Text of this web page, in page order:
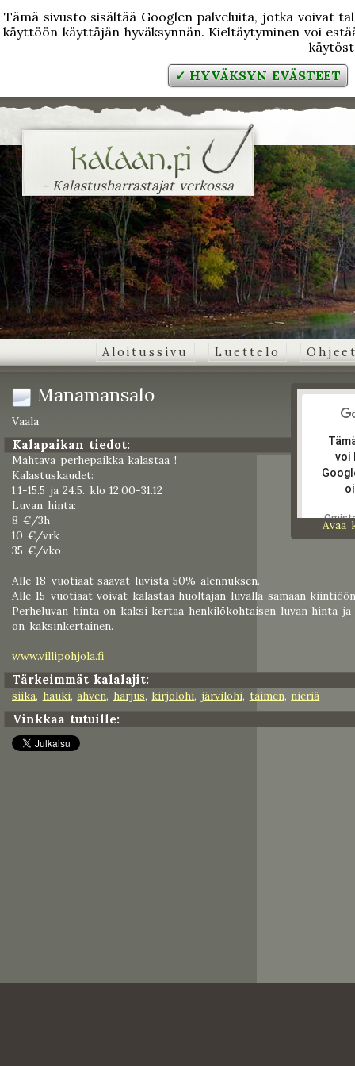
Tämä sivusto sisältää Googlen palveluita, jotka voivat
käyttöön käyttäjän hyväksynnän. Kieltäytyminen voi
✓ HYVÄKSYN EVÄSTEET
- Kalastusharrastajat verkossa
Aloitussivu Luettelo
voi
tämän
Avaa
Manamansalo
Vaala
Kalapaikan tiedot:
Mahtava perhepaikka kalastaa !
Kalastuskaudet:
1.1-15.5 ja 24.5. klo 12.00-31.12
Luvan hinta:
8 €/3h
10 €/vrk
35 €/vko
Alle 18-vuotiaat saavat luvista 50% alennuksen.
Alle 15-vuotiaat voivat kalastaa huoltajan luvalla samaan
Perheluvan hinta on kaksi kertaa henkilökohtaisen luvan hinta
on kaksinkertainen.
www.villipohjola.fi
Tärkeimmät kalalajit:
siika, hauki,ahven, harjus, kirjolohi, järvilohi, taimen, nieriä
Vinkkaa tutuille: